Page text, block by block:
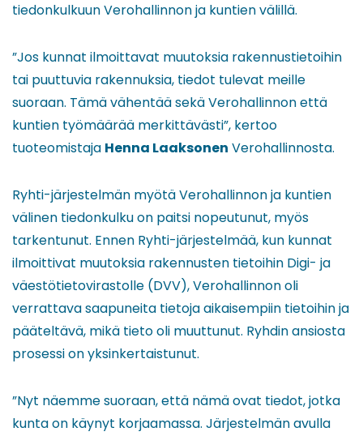
tiedonkulkuun Verohallinnon ja kuntien välillä.
”Jos kunnat ilmoittavat muutoksia rakennustietoihin
tai puuttuvia rakennuksia, tiedot tulevat meille
suoraan. Tämä vähentää sekä Verohallinnon että
kuntien työmäärää merkittävästi”, kertoo
tuoteomistaja Henna Laaksonen Verohallinnosta.
Ryhti-järjestelmän myötä Verohallinnon ja kuntien
välinen tiedonkulku on paitsi nopeutunut, myös
tarkentunut. Ennen Ryhti-järjestelmää, kun kunnat
ilmoittivat muutoksia rakennusten tietoihin Digi- ja
väestötietovirastolle (DVV), Verohallinnon oli
verrattava saapuneita tietoja aikaisempiin tietoihin ja
pääteltävä, mikä tieto oli muuttunut. Ryhdin ansiosta
prosessi on yksinkertaistunut.
”Nyt näemme suoraan, että nämä ovat tiedot, jotka
kunta on käynyt korjaamassa. Järjestelmän avulla